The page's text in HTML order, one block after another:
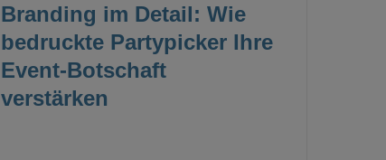
Branding im Detail: Wie
bedruckte Partypicker Ihre
Event-Botschaft
verstärken